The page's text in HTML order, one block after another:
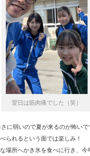
翌日は筋肉痛でした（笑）
に弱いので夏が来るのが怖い
られるという面では楽しみ！
場所へかき氷を食べに行き、今